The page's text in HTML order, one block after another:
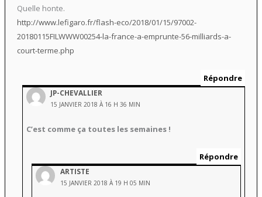
Quelle honte.
http://www.lefigaro.fr/flash-eco/2018/01/15/97002-
20180115FILWWW00254-la-france-a-emprunte-56-milliards-a-
court-terme.php
Répondre
JP-CHEVALLIER
15 JANVIER 2018 À 16 H 36 MIN
C’est comme ça toutes les semaines !
Répondre
ARTISTE
15 JANVIER 2018 À 19 H 05 MIN